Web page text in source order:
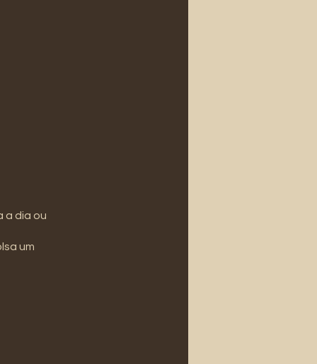
a dia ou
um